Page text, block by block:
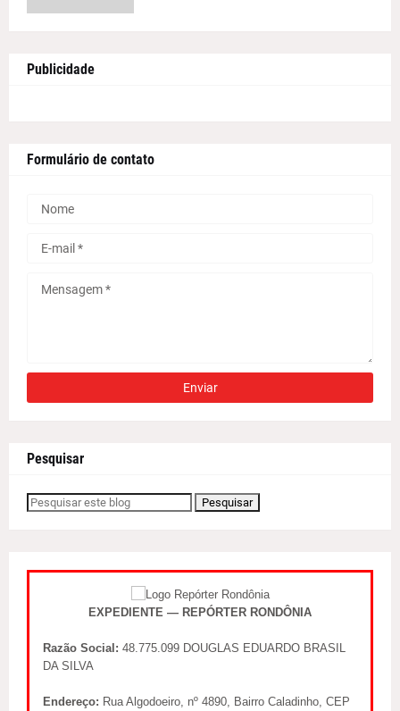
Publicidade
Formulário de contato
Pesquisar
EXPEDIENTE — REPÓRTER RONDÔNIA
Razão Social: 48.775.099 DOUGLAS EDUARDO BRASIL
DA SILVA
Endereço: Rua Algodoeiro, nº 4890, Bairro Caladinho, CEP